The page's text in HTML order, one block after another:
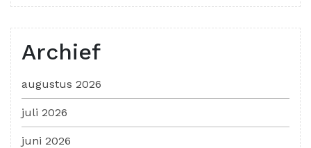
Archief
augustus 2026
juli 2026
juni 2026